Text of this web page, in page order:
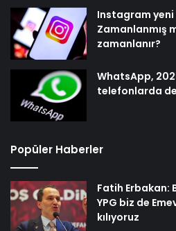
Instagram
Zamanlanmış
zamanlanır?
WhatsApp,
telefonlarda
Popüler Haberler
Fatih Erbakan:
YPG biz de
kılıyoruz